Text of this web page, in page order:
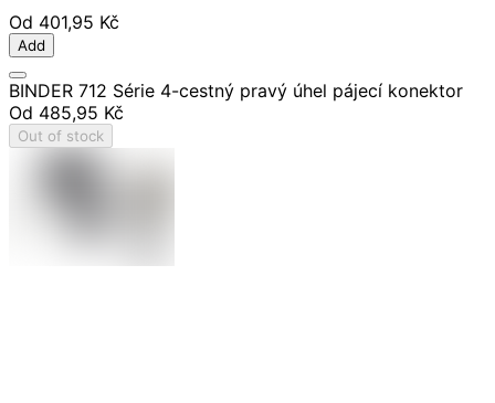
Od 401,95 Kč
Add
BINDER 712 Série 4-cestný pravý úhel pájecí konektor
Od 485,95 Kč
Out of stock